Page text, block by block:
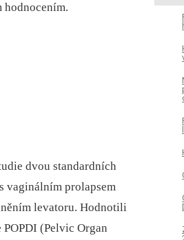
dvou standardních
vaginálním prolapsem
levatoru. Hodnotili
(Pelvic Organ